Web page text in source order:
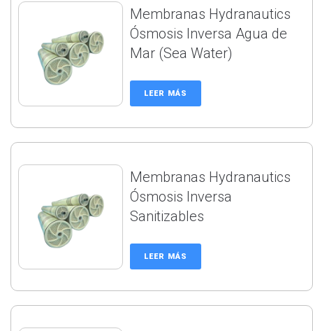
Membranas Hydranautics
Ósmosis Inversa Agua de
Mar (Sea Water)
LEER MÁS
Membranas Hydranautics
Ósmosis Inversa
Sanitizables
LEER MÁS